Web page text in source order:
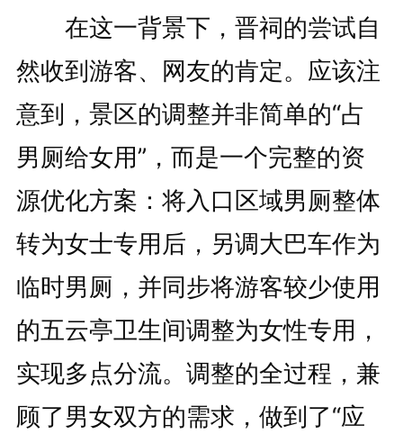
在这一背景下，晋祠的尝试自
然收到游客、网友的肯定。应该注
意到，景区的调整并非简单的“占
男厕给女用”，而是一个完整的资
源优化方案：将入口区域男厕整体
转为女士专用后，另调大巴车作为
临时男厕，并同步将游客较少使用
的五云亭卫生间调整为女性专用，
实现多点分流。调整的全过程，兼
顾了男女双方的需求，做到了“应